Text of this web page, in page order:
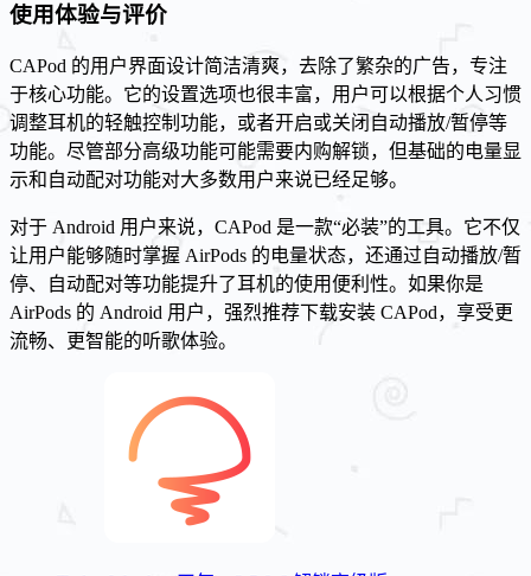
使用体验与评价
CAPod 的用户界面设计简洁清爽，去除了繁杂的广告，专注
于核心功能。它的设置选项也很丰富，用户可以根据个人习惯
调整耳机的轻触控制功能，或者开启或关闭自动播放/暂停等
功能。尽管部分高级功能可能需要内购解锁，但基础的电量显
示和自动配对功能对大多数用户来说已经足够。
对于 Android 用户来说，CAPod 是一款“必装”的工具。它不仅
让用户能够随时掌握 AirPods 的电量状态，还通过自动播放/暂
停、自动配对等功能提升了耳机的使用便利性。如果你是
AirPods 的 Android 用户，强烈推荐下载安装 CAPod，享受更
流畅、更智能的听歌体验。